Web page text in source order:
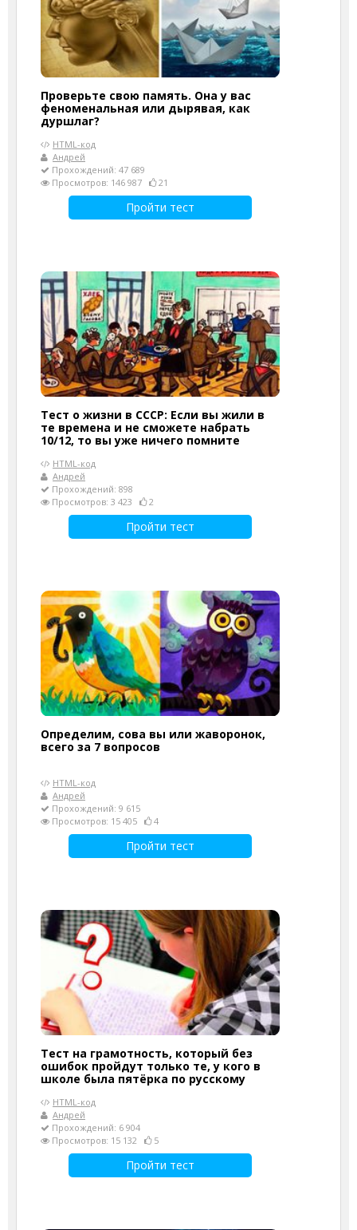
Проверьте свою память. Она у вас
феноменальная или дырявая, как
дуршлаг?
HTML-код
Андрей
Прохождений: 47 689
Просмотров: 146 987
21
Пройти тест
Тест о жизни в СССР: Если вы жили в
те времена и не сможете набрать
10/12, то вы уже ничего помните
HTML-код
Андрей
Прохождений: 898
Просмотров: 3 423
2
Пройти тест
Определим, сова вы или жаворонок,
всего за 7 вопросов
HTML-код
Андрей
Прохождений: 9 615
Просмотров: 15 405
4
Пройти тест
Тест на грамотность, который без
ошибок пройдут только те, у кого в
школе была пятёрка по русскому
HTML-код
Андрей
Прохождений: 6 904
Просмотров: 15 132
5
Пройти тест